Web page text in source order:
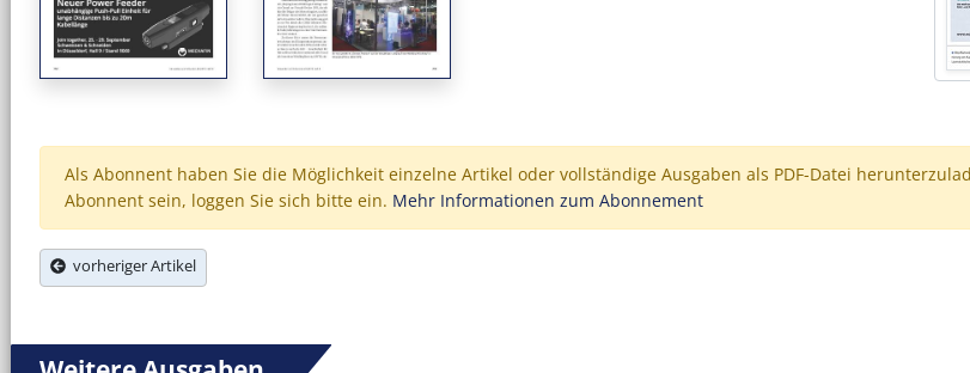
Als Abonnent haben Sie die Möglichkeit einzelne Artikel oder vollständige Ausgaben als PDF-Datei
Abonnent sein, loggen Sie sich bitte ein. Mehr Informationen zum Abonnement
vorheriger Artikel